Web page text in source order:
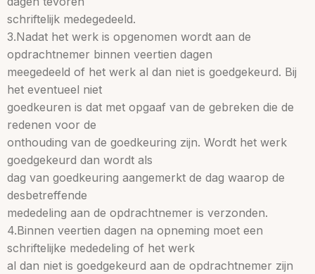
schriftelijk medegedeeld.
3.Nadat het werk is opgenomen wordt aan de
opdrachtnemer binnen veertien dagen
meegedeeld of het werk al dan niet is goedgekeurd. Bij
het eventueel niet
goedkeuren is dat met opgaaf van de gebreken die de
redenen voor de
onthouding van de goedkeuring zijn. Wordt het werk
goedgekeurd dan wordt als
dag van goedkeuring aangemerkt de dag waarop de
desbetreffende
mededeling aan de opdrachtnemer is verzonden.
4.Binnen veertien dagen na opneming moet een
schriftelijke mededeling of het werk
al dan niet is goedgekeurd aan de opdrachtnemer zijn